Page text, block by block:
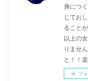
身につ
じてお
ること
以上の
りませ
と！！
フ